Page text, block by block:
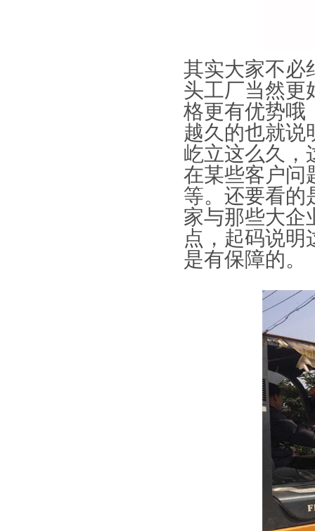
其实大家不必
头工厂当然更
格更有优势哦
越久的也就说
屹立这么久，
在某些客户问
等。还要看的
家与那些大企
点，起码说明
是有保障的。